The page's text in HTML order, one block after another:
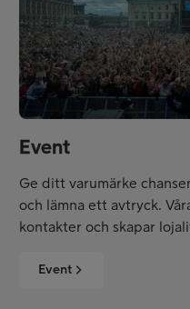
Event
Ge ditt varumärke
och lämna ett avtryck.
kontakter och skapar
Event